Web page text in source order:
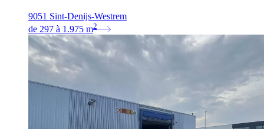
9051 Sint-Denijs-Westrem
de 297 à 1.975 m2